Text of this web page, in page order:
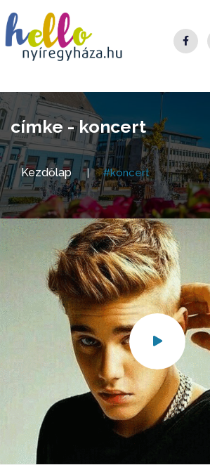
címke - koncert
Kezdőlap #koncert